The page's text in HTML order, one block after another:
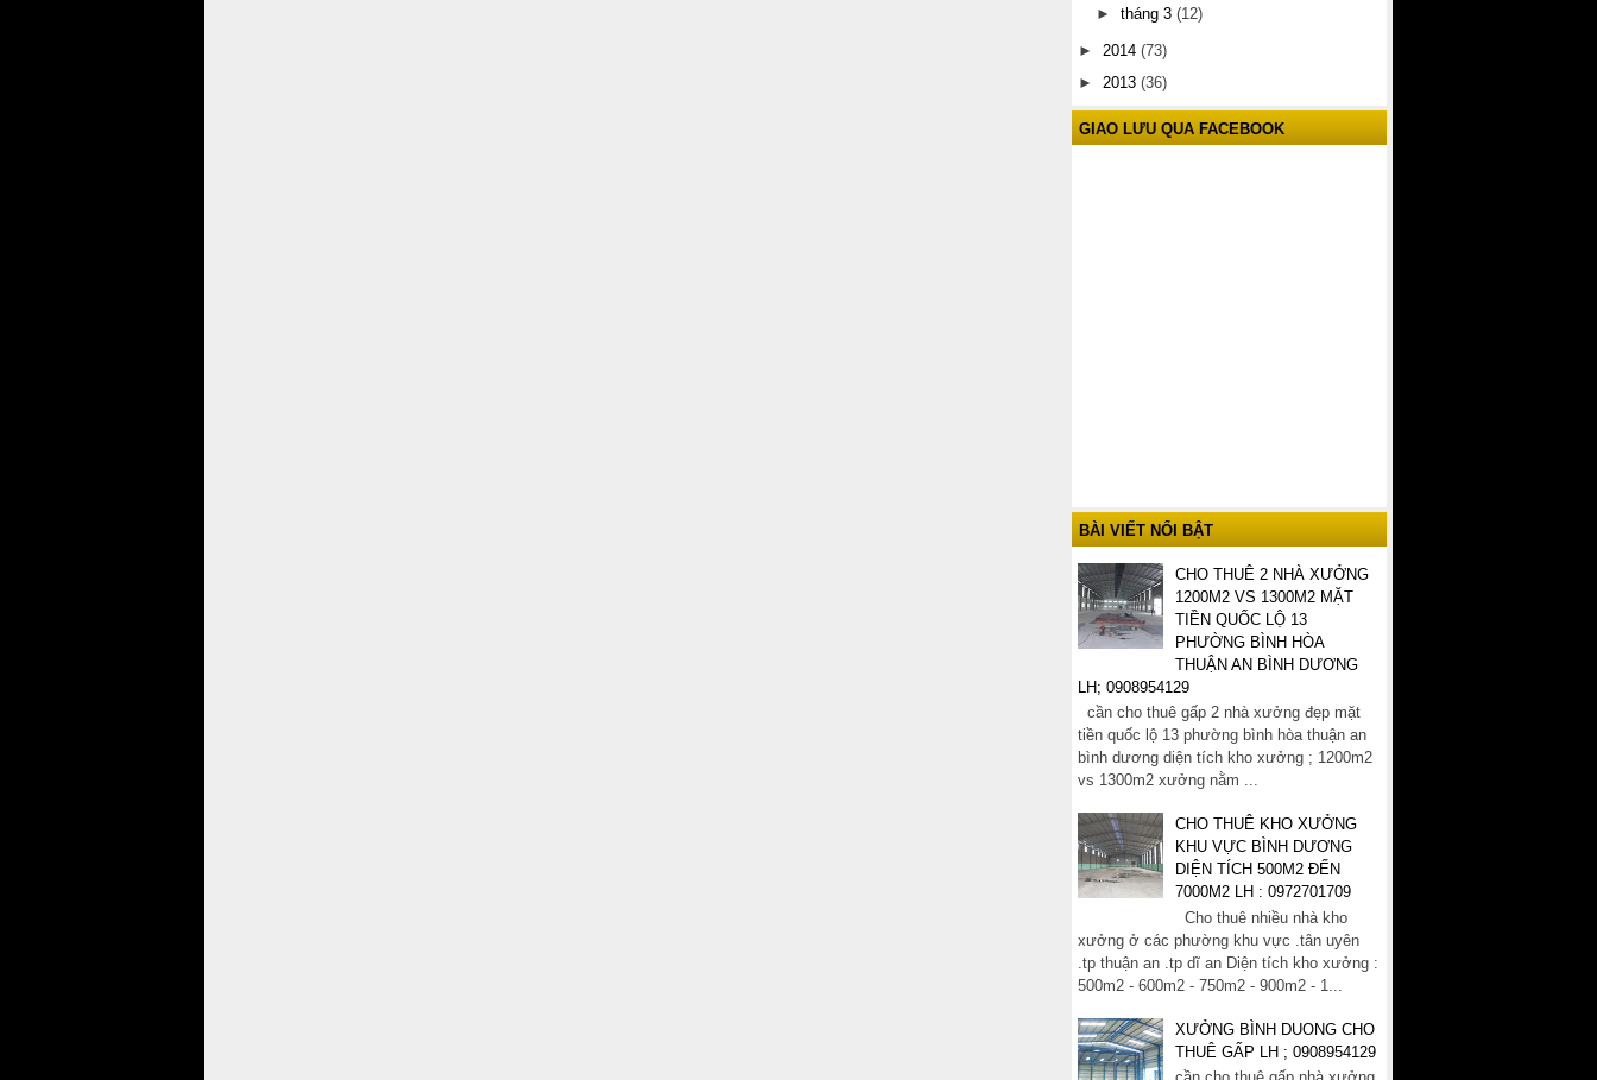
►tháng 3(12)
► 2014 (73)
► 2013 (36)
GIAO LƯU QUA FACEBOOK
BÀI VIẾT NỔI BẬT
CHO THUÊ 2 NHÀ XƯỞNG
1200M2 VS 1300M2 MẶT
TIỀN QUỐC LỘ 13
PHƯỜNG BÌNH HÒA
THUẬN AN BÌNH DƯƠNG
LH; 0908954129
cần cho thuê gấp 2 nhà xưởng đẹp mặt
tiền quốc lộ 13 phường bình hòa thuận an
bình dương diện tích kho xưởng ; 1200m2
vs 1300m2 xưởng nằm ...
CHO THUÊ KHO XƯỞNG
KHU VỰC BÌNH DƯƠNG
DIỆN TÍCH 500M2 ĐẾN
7000M2 LH : 0972701709
Cho thuê nhiều nhà kho
xưởng ở các phường khu vực .tân uyên
.tp thuận an .tp dĩ an Diện tích kho xưởng :
500m2 - 600m2 - 750m2 - 900m2 - 1...
XƯỞNG BÌNH DUONG CHO
THUÊ GẤP LH ; 0908954129